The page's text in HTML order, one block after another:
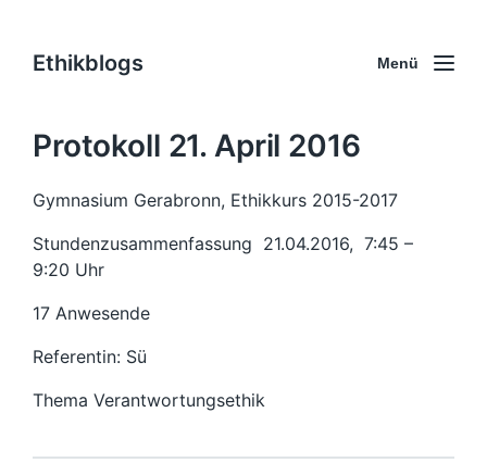
Ethikblogs Menü
Protokoll 21. April 2016
Gymnasium Gerabronn, Ethikkurs 2015-2017
Stundenzusammenfassung 21.04.2016, 7:45 –
9:20 Uhr
17 Anwesende
Referentin: Sü
Thema Verantwortungsethik